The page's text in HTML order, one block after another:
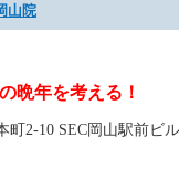
山院
晩年を考える！
町2-10 SEC岡山駅前ビ